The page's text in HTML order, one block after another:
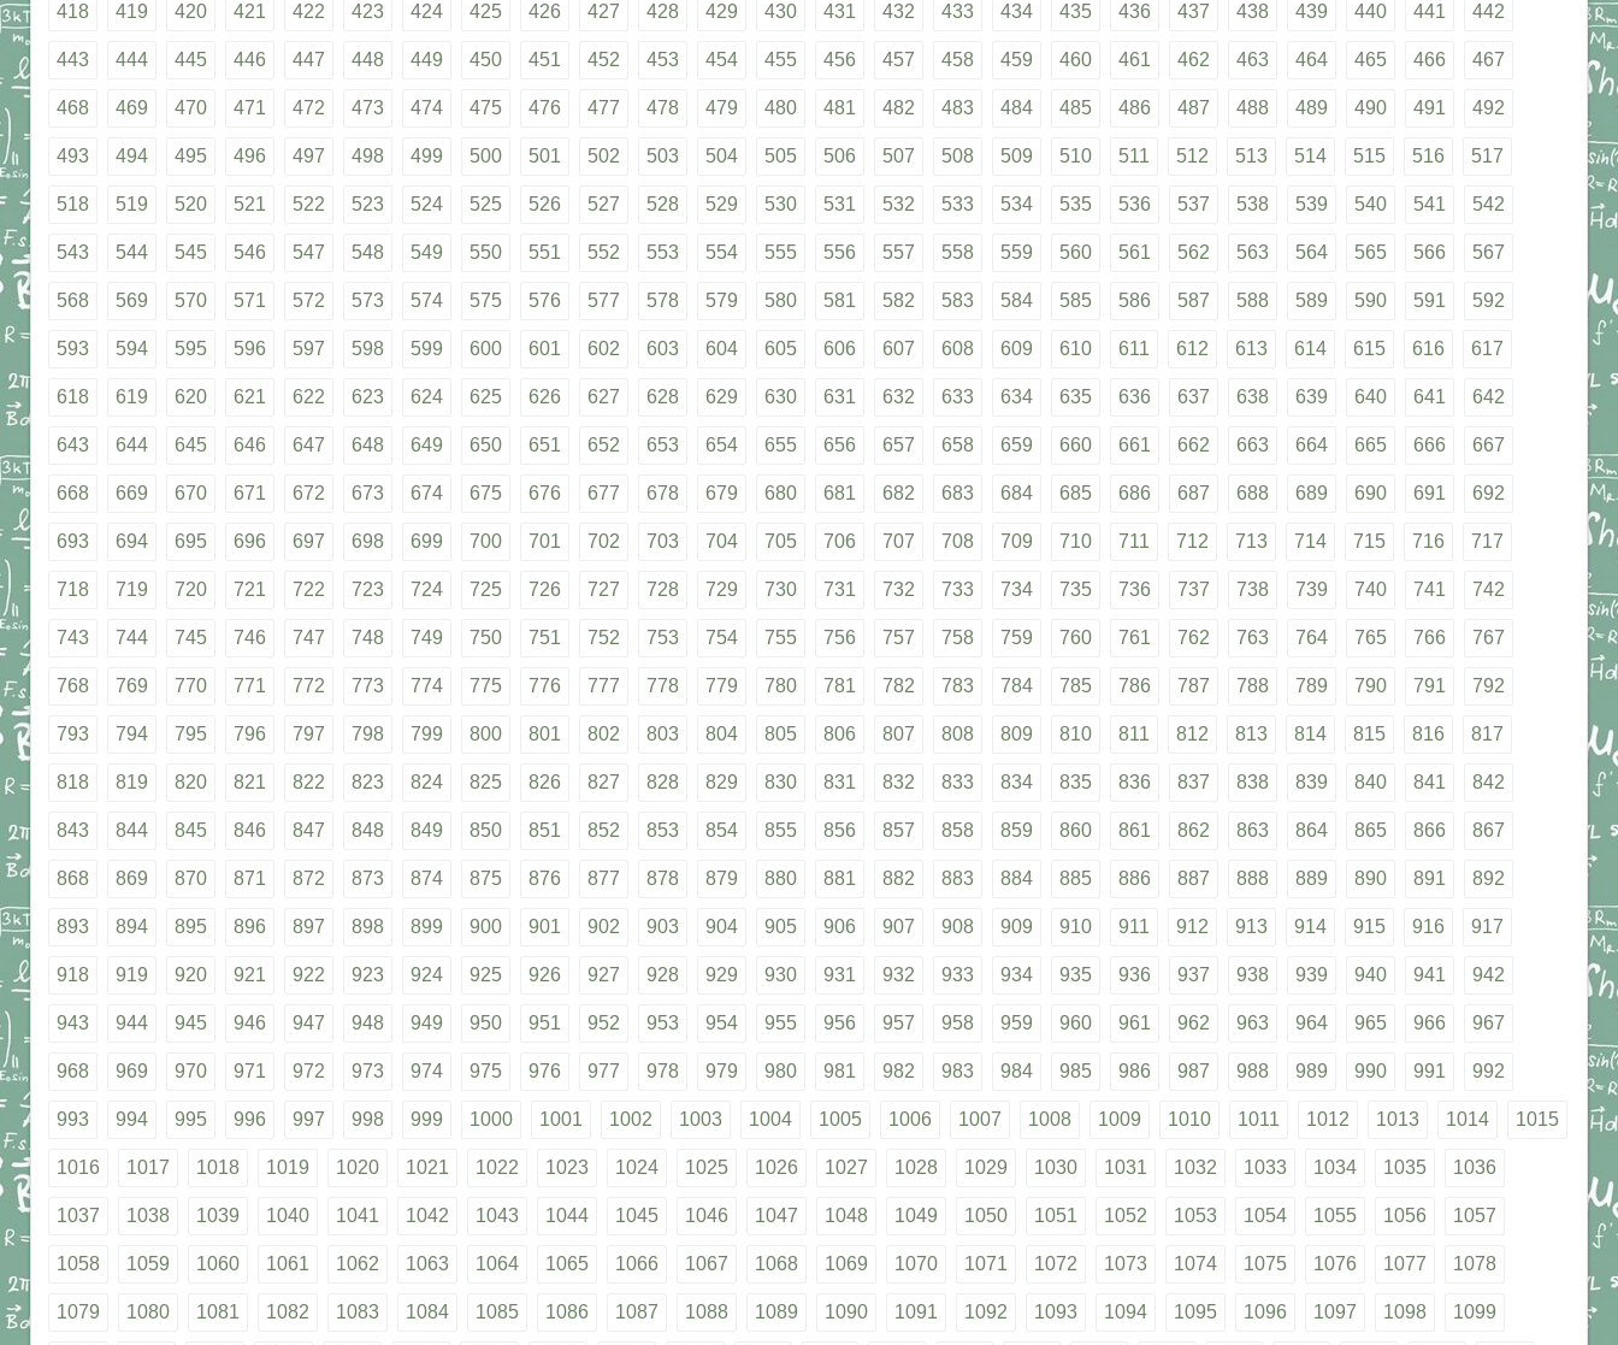
418 419 420 421 422 423 424 425 426 427 428 429 430 431 432 433 434 435 436 437 438 439 440 441 442
443 444 445 446 447 448 449 450 451 452 453 454 455 456 457 458 459 460 461 462 463 464 465 466 467
468 469 470 471 472 473 474 475 476 477 478 479 480 481 482 483 484 485 486 487 488 489 490 491 492
493 494 495 496 497 498 499 500 501 502 503 504 505 506 507 508 509 510 511 512 513 514 515 516 517
518 519 520 521 522 523 524 525 526 527 528 529 530 531 532 533 534 535 536 537 538 539 540 541 542
543 544 545 546 547 548 549 550 551 552 553 554 555 556 557 558 559 560 561 562 563 564 565 566 567
568 569 570 571 572 573 574 575 576 577 578 579 580 581 582 583 584 585 586 587 588 589 590 591 592
593 594 595 596 597 598 599 600 601 602 603 604 605 606 607 608 609 610 611 612 613 614 615 616 617
618 619 620 621 622 623 624 625 626 627 628 629 630 631 632 633 634 635 636 637 638 639 640 641 642
643 644 645 646 647 648 649 650 651 652 653 654 655 656 657 658 659 660 661 662 663 664 665 666 667
668 669 670 671 672 673 674 675 676 677 678 679 680 681 682 683 684 685 686 687 688 689 690 691 692
693 694 695 696 697 698 699 700 701 702 703 704 705 706 707 708 709 710 711 712 713 714 715 716 717
718 719 720 721 722 723 724 725 726 727 728 729 730 731 732 733 734 735 736 737 738 739 740 741 742
743 744 745 746 747 748 749 750 751 752 753 754 755 756 757 758 759 760 761 762 763 764 765 766 767
768 769 770 771 772 773 774 775 776 777 778 779 780 781 782 783 784 785 786 787 788 789 790 791 792
793 794 795 796 797 798 799 800 801 802 803 804 805 806 807 808 809 810 811 812 813 814 815 816 817
818 819 820 821 822 823 824 825 826 827 828 829 830 831 832 833 834 835 836 837 838 839 840 841 842
843 844 845 846 847 848 849 850 851 852 853 854 855 856 857 858 859 860 861 862 863 864 865 866 867
868 869 870 871 872 873 874 875 876 877 878 879 880 881 882 883 884 885 886 887 888 889 890 891 892
893 894 895 896 897 898 899 900 901 902 903 904 905 906 907 908 909 910 911 912 913 914 915 916 917
918 919 920 921 922 923 924 925 926 927 928 929 930 931 932 933 934 935 936 937 938 939 940 941 942
943 944 945 946 947 948 949 950 951 952 953 954 955 956 957 958 959 960 961 962 963 964 965 966 967
968 969 970 971 972 973 974 975 976 977 978 979 980 981 982 983 984 985 986 987 988 989 990 991 992
993 994 995 996 997 998 999 1000 1001 1002 1003 1004 1005 1006 1007 1008 1009 1010 1011 1012 1013 1014 1015
1016 1017 1018 1019 1020 1021 1022 1023 1024 1025 1026 1027 1028 1029 1030 1031 1032 1033 1034 1035 1036
1037 1038 1039 1040 1041 1042 1043 1044 1045 1046 1047 1048 1049 1050 1051 1052 1053 1054 1055 1056 1057
1058 1059 1060 1061 1062 1063 1064 1065 1066 1067 1068 1069 1070 1071 1072 1073 1074 1075 1076 1077 1078
1079 1080 1081 1082 1083 1084 1085 1086 1087 1088 1089 1090 1091 1092 1093 1094 1095 1096 1097 1098 1099